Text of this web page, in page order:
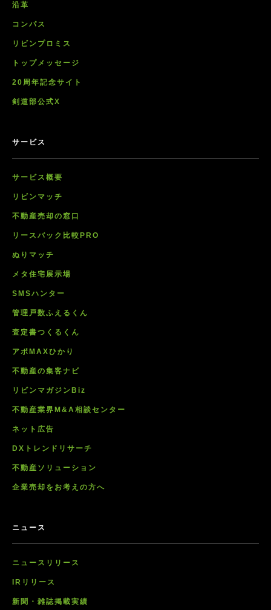
沿革
コンパス
リビンプロミス
トップメッセージ
20周年記念サイト
剣道部公式X
サービス
サービス概要
リビンマッチ
不動産売却の窓口
リースバック比較PRO
ぬりマッチ
メタ住宅展示場
SMSハンター
管理戸数ふえるくん
査定書つくるくん
アポMAXひかり
不動産の集客ナビ
リビンマガジンBiz
不動産業界M&A相談センター
ネット広告
DXトレンドリサーチ
不動産ソリューション
企業売却をお考えの方へ
ニュース
ニュースリリース
IRリリース
新聞・雑誌掲載実績